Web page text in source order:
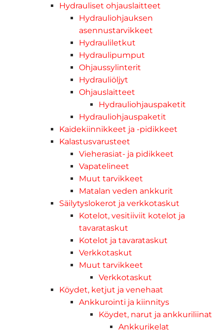
Hydrauliset ohjauslaitteet
Hydrauliohjauksen
asennustarvikkeet
Hydrauliletkut
Hydraulipumput
Ohjaussylinterit
Hydrauliöljyt
Ohjauslaitteet
Hydrauliohjauspaketit
Hydrauliohjauspaketit
Kaidekiinnikkeet ja -pidikkeet
Kalastusvarusteet
Vieherasiat- ja pidikkeet
Vapatelineet
Muut tarvikkeet
Matalan veden ankkurit
Säilytyslokerot ja verkkotaskut
Kotelot, vesitiiviit kotelot ja
tavarataskut
Kotelot ja tavarataskut
Verkkotaskut
Muut tarvikkeet
Verkkotaskut
Köydet, ketjut ja venehaat
Ankkurointi ja kiinnitys
Köydet, narut ja ankkuriliinat
Ankkurikelat